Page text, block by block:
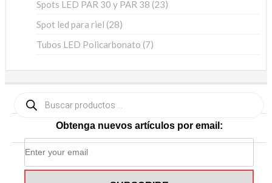
Spots LED PAR 30 y PAR 38 2323
Spot led para riel 2828
Tubos LED Policarbonato 77
productos
Obtenga nuevos artículos por email: